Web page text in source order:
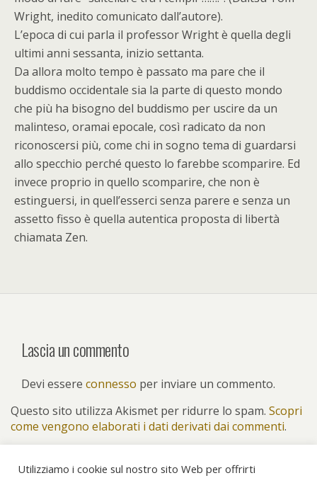
Wright, inedito comunicato dall’autore).
L’epoca di cui parla il professor Wright è quella degli
ultimi anni sessanta, inizio settanta.
Da allora molto tempo è passato ma pare che il
buddismo occidentale sia la parte di questo mondo
che più ha bisogno del buddismo per uscire da un
malinteso, oramai epocale, così radicato da non
riconoscersi più, come chi in sogno tema di guardarsi
allo specchio perché questo lo farebbe scomparire. Ed
invece proprio in quello scomparire, che non è
estinguersi, in quell’esserci senza parere e senza un
assetto fisso è quella autentica proposta di libertà
chiamata Zen.
Lascia un commento
Devi essere connesso per inviare un commento.
Questo sito utilizza Akismet per ridurre lo spam. Scopri
come vengono elaborati i dati derivati dai commenti.
Utilizziamo i cookie sul nostro sito Web per offrirti